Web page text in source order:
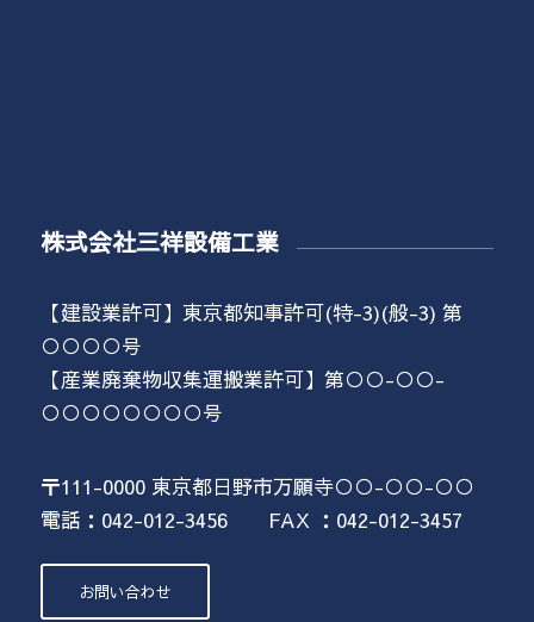
株式会社三祥設備工業
【建設業許可】東京都知事許可(特-3)(般-3) 第
○○○○号
【産業廃棄物収集運搬業許可】第○○-○○-
○○○○○○○○号
〒111-0000 東京都日野市万願寺○○-○○-○○
電話：042-012-3456 FAX ：042-012-3457
お問い合わせ